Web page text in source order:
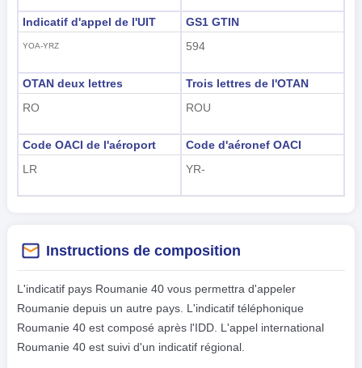
Indicatif d'appel de l'UIT
YOA-YRZ
GS1 GTIN
594
OTAN deux lettres
RO
Trois lettres de l'OTAN
ROU
Code OACI de l'aéroport
LR
Code d'aéronef OACI
YR-
Instructions de composition
L'indicatif pays Roumanie 40 vous permettra d'appeler
Roumanie depuis un autre pays. L'indicatif téléphonique
Roumanie 40 est composé après l'IDD. L'appel international
Roumanie 40 est suivi d'un indicatif régional.